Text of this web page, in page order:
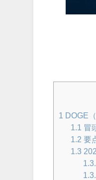
1 DOGE
1.1 冒
1.2 要
1.3